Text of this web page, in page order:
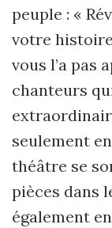
peuple : «
votre
vous l’a pas
chanteurs
seulement
théâtre se
pièces dans
également